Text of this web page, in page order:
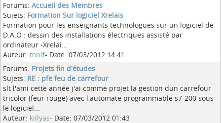
Forums: Accueil des Membres
Sujets: Formation Sur logiciel Xrelais
Formation pour les enseignants technologues sur un logiciel de
D.A.O : dessin des installations électriques assisté par
ordinateur -Xrelai...
Auteur: mnif- Date: 07/03/2012 14:41
Forums: Projets fin d'études
Sujets: RE : pfe feu de carrefour
slt l'ami cette année j'ai comme projet la gestion dun carrefour
tricolor (feur rouge) avec l'automate programmable s7-200 sous
le logiciel...
Auteur: killyas- Date: 07/03/2012 01:43